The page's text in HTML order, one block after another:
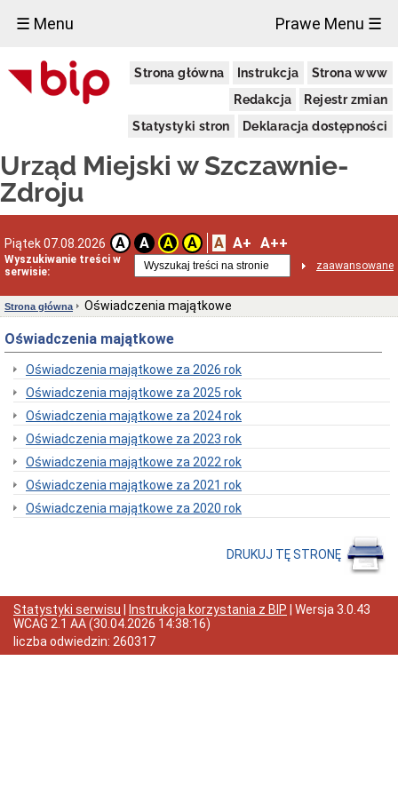
☰ Menu Prawe Menu ☰
Strona główna Instrukcja
Strona www
Redakcja
Rejestr zmian
Statystyki stron
Deklaracja dostępności
Urząd Miejski w Szczawnie-
Zdroju
Piątek 07.08.2026 A A A A A A+ A++
Wyszukiwanie treści w
serwisie:
zaawansowane
Urząd
Miejski
Aktualności
Dni
i
godziny
otwarcia
telefonów
Kierownictwo
Statut
i
struktura
Urzędu
Obwieszczenia
Burmistrza
Interpretacje
Burmistrza
Ogłoszenia
o
naborze
pracowników
Ogłoszenia,
obwieszczenia,
antysmogowa
Uchwała
dla
województwa
dolnośląskiego
Strona główna Oświadczenia majątkowe
Oświadczenia majątkowe
Oświadczenia majątkowe za 2026 rok
Oświadczenia majątkowe za 2025 rok
Oświadczenia majątkowe za 2024 rok
Oświadczenia majątkowe za 2023 rok
Oświadczenia majątkowe za 2022 rok
Oświadczenia majątkowe za 2021 rok
Oświadczenia majątkowe za 2020 rok
DRUKUJ TĘ STRONĘ
×
Statystyki serwisu Instrukcja korzystania z BIP | Wersja 3.0.43
WCAG 2.1 AA(30.04.2026 14:38:16)
liczba odwiedzin: 260317